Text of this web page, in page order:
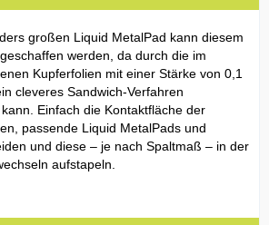
großen Liquid MetalPad kann diesem
werden, da durch die im
Kupferfolien mit einer Stärke von 0,1
cleveres Sandwich-Verfahren
Einfach die Kontaktfläche der
passende Liquid MetalPads und
und diese – je nach Spaltmaß – in der
aufstapeln.